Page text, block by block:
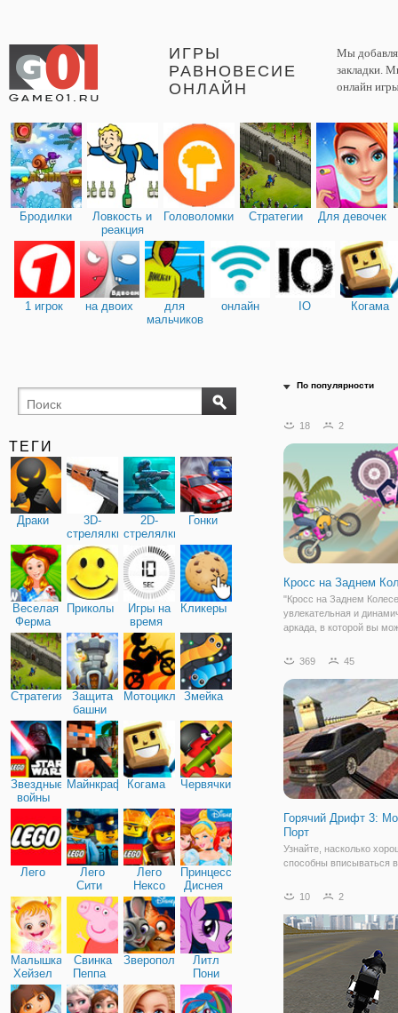
ИГРЫ
РАВНОВЕСИЕ
ОНЛАЙН
Мы
закладки.
онлайн
Бродилки
Ловкость и
реакция
Головоломки Стратегии Для девочек
1 игрок на двоих
для
мальчиков
онлайн IO Когама
ТЕГИ
Драки
3D-
стрелялки
2D-
стрелялки
Гонки
Веселая
Ферма
Приколы
Игры на
время
Кликеры
Стратегия
Защита
башни
МотоциклыЗмейка
Звездные
войны
МайнкрафтКогама Червячки
Лего
Лего
Сити
Лего
Нексо
Найтс
Принцессы
Диснея
Малышка
Хейзел
Свинка
Пеппа
Зверополис
Литл
Пони
Дружба
По популярности
18 2
Кросс на Заднем
"Кросс на Заднем
увлекательная и
аркада, в которой вы
Под вашим
проехать до финиша,
их на заднем колесе.
369 45
Горячий Дрифт 3:
Порт
Узнайте, насколько
способны вписываться в
«Горячий Дрифт 3:
серьезные препятствия
действительно крутые
игре доступно два
10 2